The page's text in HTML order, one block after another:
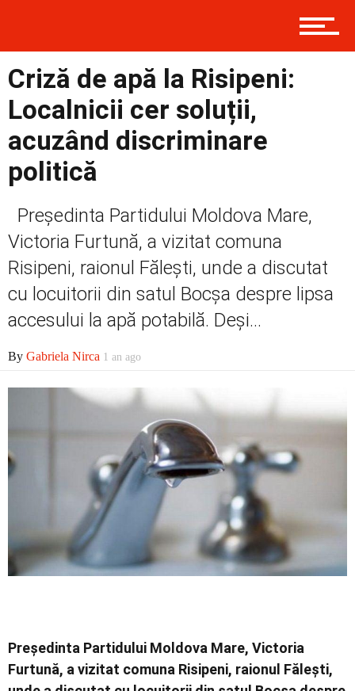
Prima
Politică
Externe
Social
Economic
Criză de apă la Risipeni:
Localnicii cer soluții,
acuzând discriminare
politică
Președinta Partidului Moldova Mare,
Victoria Furtună, a vizitat comuna
Risipeni, raionul Fălești, unde a discutat
cu locuitorii din satul Bocșa despre lipsa
accesului la apă potabilă. Deși...
By Gabriela Nirca 1 an ago
Președinta Partidului Moldova Mare, Victoria
Furtună, a vizitat comuna Risipeni, raionul Fălești,